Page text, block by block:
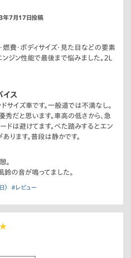
7月17日投稿
燃費・ボディサイズ・見た目などの要素
ジン性能で最後まで悩みました。2L
イス
サイズ車です。一般道では不満なし。
だと思います。車高の低さから、急
ドは避けてます。べた踏みするとエン
ります。普段は静かです。
。
の音が鳴ってました。
） #レビュー